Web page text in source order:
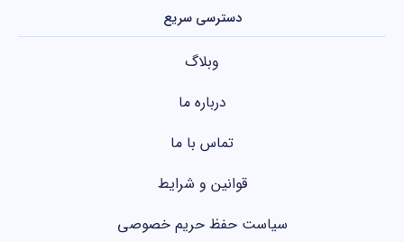
دسترسی سریع
وبلاگ
درباره ما
تماس با ما
قوانین و شرایط
سیاست حفظ حریم خصوصی